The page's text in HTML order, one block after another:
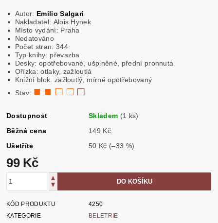
Autor: Emilio Salgari
Nakladatel: Alois Hynek
Místo vydání: Praha
Nedatováno
Počet stran: 344
Typ knihy: převazba
Desky: opotřebované, ušpiněné, přední prohnutá
Ořízka: otlaky, zažloutlá
Knižní blok: zažloutlý, mírně opotřebovaný
Stav: ■ ■ □ □ □
Dostupnost Skladem (1 ks)
Běžná cena
149 Kč
Ušetříte
50 Kč (–33 %)
99 Kč
KÓD PRODUKTU
4250
KATEGORIE
BELETRIE